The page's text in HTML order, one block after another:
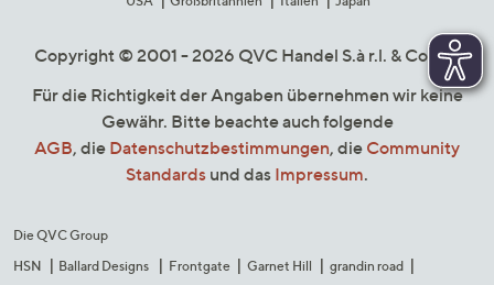
Copyright © 2001 - 2026 QVC Handel S.à r.l. & Co. KG
Für die Richtigkeit der Angaben übernehmen wir keine
Gewähr. Bitte beachte auch folgende
AGB, die Datenschutzbestimmungen, die Community
Standards und das Impressum.
Die QVC Group
HSN
Ballard Designs Frontgate Garnet Hill
grandin road